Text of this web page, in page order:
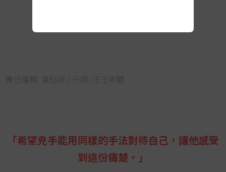
責任編輯: 潘鈺綺 / 分類: 汪汪新聞
「希望兇手能用同樣的手法對待自己，讓他感受
到這份痛楚。」